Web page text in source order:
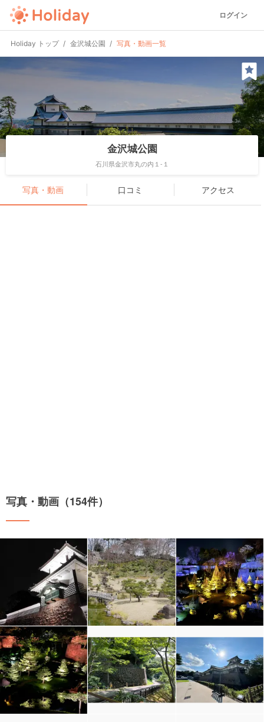
ログイン
Holiday トップ 金沢城公園 写真・動画一覧
金沢城公園
石川県金沢市丸の内１-１
写真・動画 口コミ アクセス
写真・動画（154件）